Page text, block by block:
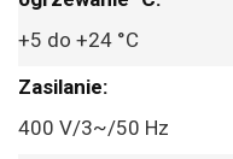
+5 do +24 °C
400 V/3~/50 Hz